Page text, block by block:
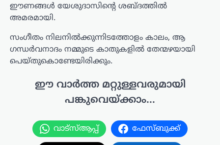
ഈണങ്ങൾ യേശുദാസിന്റെ ശബ്ദത്തിൽ
അമരമായി.
സംഗീതം നിലനിൽക്കുന്നിടത്തോളം കാലം, ആ
ഗന്ധർവനാദം നമ്മുടെ കാതുകളിൽ തേന്മഴയായി
പെയ്തുകൊണ്ടേയിരിക്കും.
ഈ വാർത്ത മറ്റുള്ളവരുമായി
പങ്കുവെയ്ക്കാം...
വാട്സ്ആപ്പ് ഫേസ്ബുക്ക്